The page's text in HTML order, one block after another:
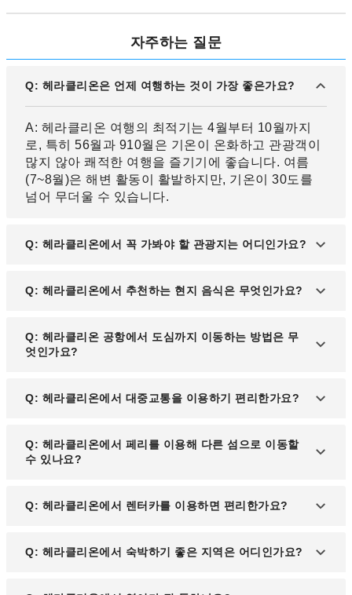
자주하는 질문
Q: 헤라클리온은 언제 여행하는 것이 가장 좋은가요?
A: 헤라클리온 여행의 최적기는 4월부터 10월까지
로, 특히 56월과 910월은 기온이 온화하고 관광객이
많지 않아 쾌적한 여행을 즐기기에 좋습니다. 여름
(7~8월)은 해변 활동이 활발하지만, 기온이 30도를
넘어 무더울 수 있습니다.
Q: 헤라클리온에서 꼭 가봐야 할 관광지는 어디인가요?
A: 헤라클리온에서 가장 유명한 관광지는 크노소스
해변을 즐기고 싶다면 아무다라 해변과 마탈라 해변
도 추천합니다.
Q: 헤라클리온에서 추천하는 현지 음식은 무엇인가요?
A: 헤라클리온에서는 크레타 전통 요리를 맛볼 수 있
으며, 특히 다코스(Dakos), 무사카(Moussaka), 스티
기 있습니다.
Q: 헤라클리온 공항에서 도심까지 이동하는 방법은 무
엇인가요?
A: 니코스 카잔차키스 국제공항에서 헤라클리온 도
동 수단이며, 택시는 약 15~20분 정도 소요됩니다.
Q: 헤라클리온에서 대중교통을 이용하기 편리한가요?
A: 헤라클리온은 버스 시스템이 잘 정비되어 있어 시
내와 주변 지역 이동이 편리합니다. 버스는 크노소스
리 확인하는 것이 좋습니다.
Q: 헤라클리온에서 페리를 이용해 다른 섬으로 이동할
수 있나요?
A: 네, 헤라클리온 항구에서는 산토리니, 미코노스,
지 약 2시간 30분 만에 도착할 수 있어 당일치기 여행
Q: 헤라클리온에서 렌터카를 이용하면 편리한가요?
A: 크레타섬은 넓고 볼거리가 많아 렌터카를 이용하
Q: 헤라클리온에서 숙박하기 좋은 지역은 어디인가요?